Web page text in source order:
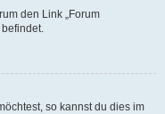
den Link „Forum
so kannst du dies im